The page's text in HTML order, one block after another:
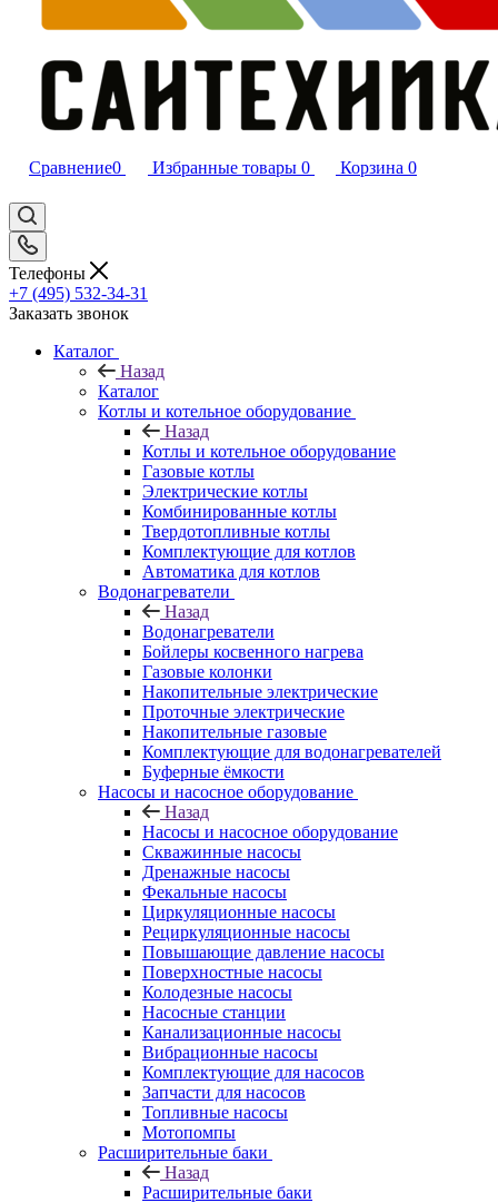
Сравнение0 Избранные товары 0 Корзина 0
Телефоны
+7 (495) 532‑34‑31
Заказать звонок
Каталог
Назад
Каталог
Котлы и котельное оборудование
Назад
Котлы и котельное оборудование
Газовые котлы
Электрические котлы
Комбинированные котлы
Твердотопливные котлы
Комплектующие для котлов
Автоматика для котлов
Водонагреватели
Назад
Водонагреватели
Бойлеры косвенного нагрева
Газовые колонки
Накопительные электрические
Проточные электрические
Накопительные газовые
Комплектующие для водонагревателей
Буферные ёмкости
Насосы и насосное оборудование
Назад
Насосы и насосное оборудование
Скважинные насосы
Дренажные насосы
Фекальные насосы
Циркуляционные насосы
Рециркуляционные насосы
Повышающие давление насосы
Поверхностные насосы
Колодезные насосы
Насосные станции
Канализационные насосы
Вибрационные насосы
Комплектующие для насосов
Запчасти для насосов
Топливные насосы
Мотопомпы
Расширительные баки
Назад
Расширительные баки